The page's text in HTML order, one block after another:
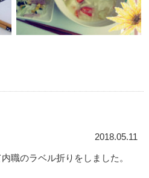
2018.05.11
職のラベル折りをしました。